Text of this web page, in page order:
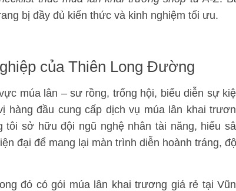
bị đầy đủ kiến thức và kinh nghiệm tối ưu.
của Thiên Long Đường
múa lân – sư rồng, trống hội, biểu diễn sự
hàng đầu cung cấp dịch vụ múa lân khai
tôi sở hữu đội ngũ nghệ nhân tài năng, hiểu
đại để mang lại màn trình diễn hoành tráng,
đó có gói múa lân khai trương giá rẻ tại